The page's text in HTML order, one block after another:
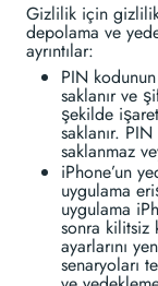
Gizlilik için
depolama ve
ayrıntılar:
PIN
saklanır ve
şekilde
saklanır.
saklanmaz
iPhone’un
uygulama
uygulama
sonra kilitsiz
ayarlarını
senaryoları